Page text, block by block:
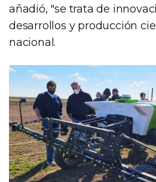
añadió, "se trata de
desarrollos y producción
nacional.